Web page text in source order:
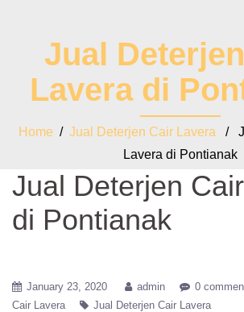
Jual
Lavera di
Home / Jual Deterjen Cair Lavera /
Lavera di Pontianak
Jual Deterjen
di Pontianak
January 23, 2020 admin 0
Cair Lavera
Jual Deterjen Cair Lavera